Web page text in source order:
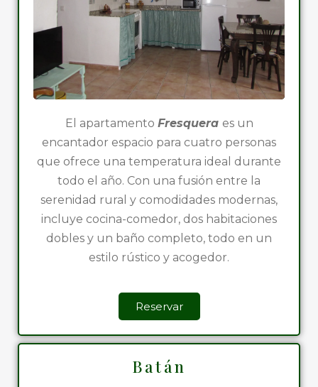
El apartamento Fresquera es un
encantador espacio para cuatro personas
que ofrece una temperatura ideal durante
todo el año. Con una fusión entre la
serenidad rural y comodidades modernas,
incluye cocina-comedor, dos habitaciones
dobles y un baño completo, todo en un
estilo rústico y acogedor.
Reservar
Batán